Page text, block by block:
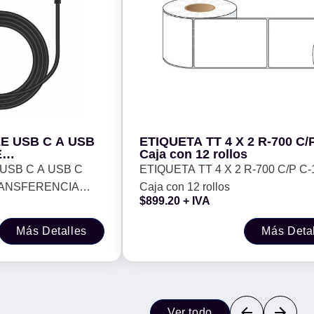
USB C A USB
RAPIDA - 2
CON
C A USB C
GCU-UCQC-01
Más Detalles
ETIQUETA TT 4 X 2 R-700 C/
Caja con 12 rollos
ETIQUETA TT 4 X 2 R-700 C/P C-
Caja con 12 rollos
$899.20 + IVA
Más